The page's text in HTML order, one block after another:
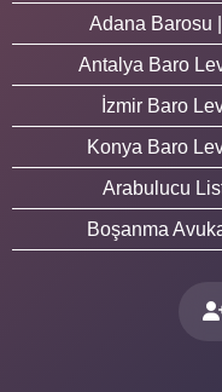
Adana Barosu
Antalya Baro
İzmir Baro
Konya Baro
Arabulucu
Boşanma